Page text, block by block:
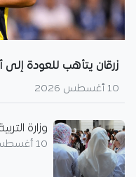
زرقان يتأهب للعودة إلى
10 أغسطس 2026
وزارة
10 أغسطس 2026